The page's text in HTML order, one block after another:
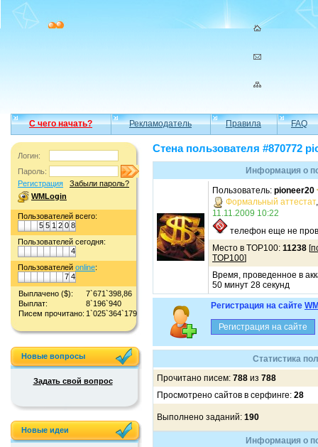
С чего начать? Рекламодатель Правила FAQ
Логин:
Пароль:
Регистрация
Забыли пароль?
WMLogin
Пользователей всего:
5 5 1 2 0 8
Пользователей сегодня:
4
Пользователей online:
7 4
Выплачено ($):
7`671`398,86
Выплат:
8`196`940
Писем прочитано: 1`025`364`179
Новые вопросы
Задать свой вопрос
Новые идеи
Стена пользователя #870772
Информация о
Пользователь: pioneer20
Формальный аттестат
11.11.2009 10:22
телефон еще не
Место в TOP100: 11238 [
TOP100]
Время, проведенное в
50 минут 28 секунд
Регистрация на сайте
Статистика
Прочитано писем: 788 из 788
Просмотрено сайтов в серфинге: 28
Выполнено заданий: 190
Информация о